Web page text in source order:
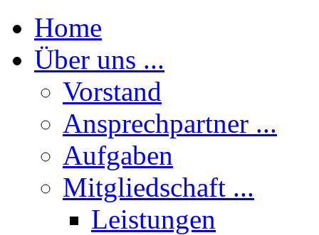
Home
Über uns ...
Vorstand
Ansprechpartner ...
Aufgaben
Mitgliedschaft ...
Leistungen